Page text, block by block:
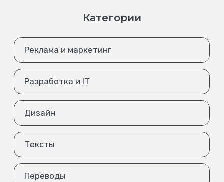
Категории
Реклама и маркетинг
Разработка и IT
Дизайн
Тексты
Переводы